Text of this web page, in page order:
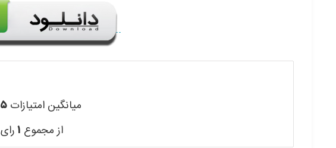
میانگین امتیازات ۵
از مجموع ۱رای